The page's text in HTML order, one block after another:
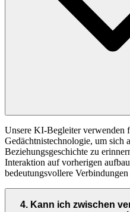
Unsere KI-Begleiter verwenden
Gedächtnistechnologie, um sich
Beziehungsgeschichte zu
Interaktion auf vorherigen
bedeutungsvollere
4. Kann ich zwischen